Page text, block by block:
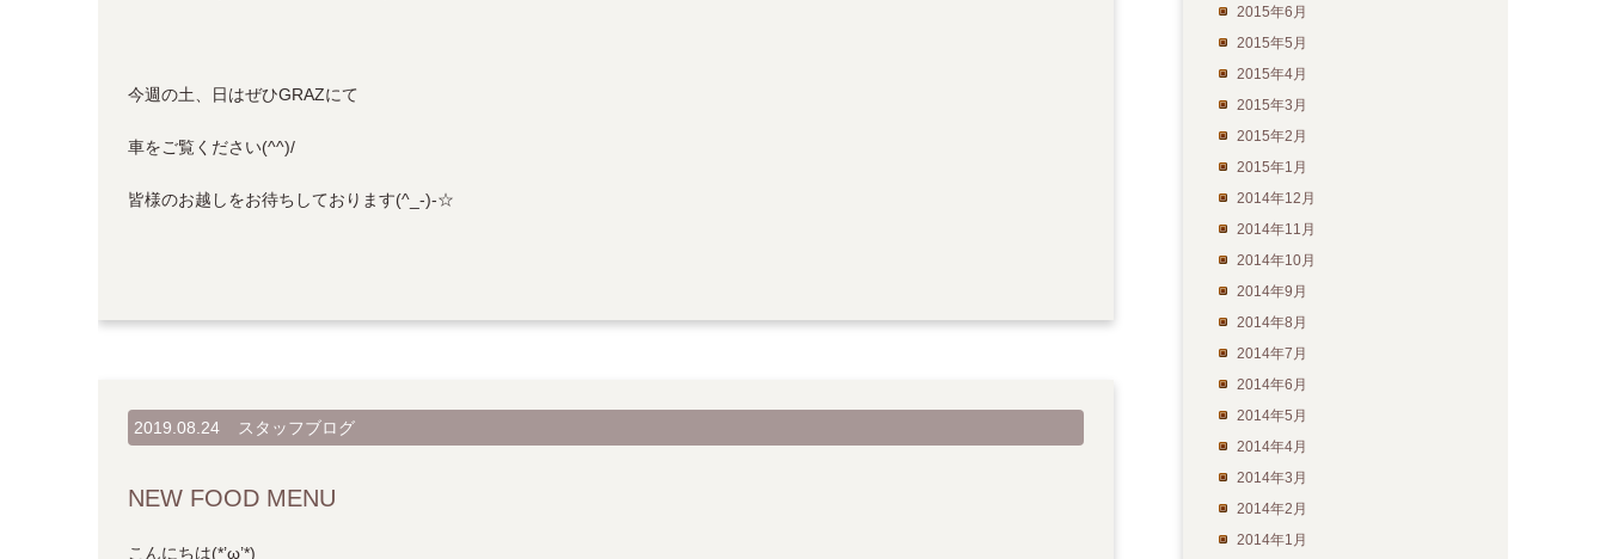
今週の土、日はぜひGRAZにて
車をご覧ください(^^)/
皆様のお越しをお待ちしております(^_-)-☆
2019.08.24 スタッフブログ
NEW FOOD MENU
こんにちは(*’ω’*)
2015年6月
2015年5月
2015年4月
2015年3月
2015年2月
2015年1月
2014年12月
2014年11月
2014年10月
2014年9月
2014年8月
2014年7月
2014年6月
2014年5月
2014年4月
2014年3月
2014年2月
2014年1月